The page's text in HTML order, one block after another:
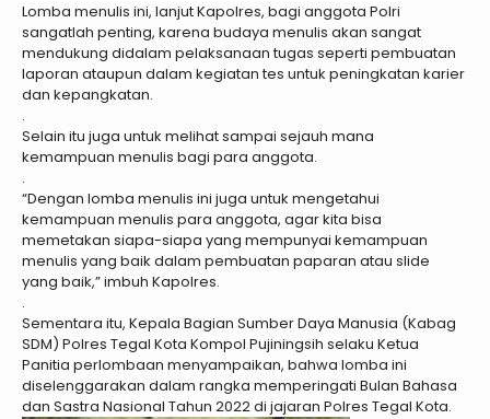
Lomba menulis ini, lanjut Kapolres, bagi anggota Polri
sangatlah penting, karena budaya menulis akan sangat
mendukung didalam pelaksanaan tugas seperti pembuatan
laporan ataupun dalam kegiatan tes untuk peningkatan karier
dan kepangkatan.
.
Selain itu juga untuk melihat sampai sejauh mana
kemampuan menulis bagi para anggota.
.
“Dengan lomba menulis ini juga untuk mengetahui
kemampuan menulis para anggota, agar kita bisa
memetakan siapa-siapa yang mempunyai kemampuan
menulis yang baik dalam pembuatan paparan atau slide
yang baik,” imbuh Kapolres.
.
Sementara itu, Kepala Bagian Sumber Daya Manusia (Kabag
SDM) Polres Tegal Kota Kompol Pujiningsih selaku Ketua
Panitia perlombaan menyampaikan, bahwa lomba ini
diselenggarakan dalam rangka memperingati Bulan Bahasa
dan Sastra Nasional Tahun 2022 di jajaran Polres Tegal Kota.